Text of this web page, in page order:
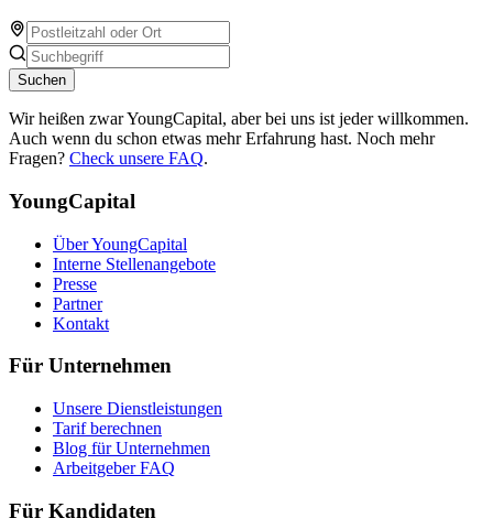
Suchen
Wir heißen zwar YoungCapital, aber bei uns ist jeder willkommen.
Auch wenn du schon etwas mehr Erfahrung hast. Noch mehr
Fragen? Check unsere FAQ.
YoungCapital
Über YoungCapital
Interne Stellenangebote
Presse
Partner
Kontakt
Für Unternehmen
Unsere Dienstleistungen
Tarif berechnen
Blog für Unternehmen
Arbeitgeber FAQ
Für Kandidaten